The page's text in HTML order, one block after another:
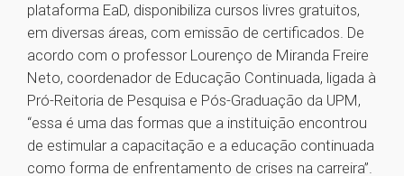
plataforma EaD, disponibiliza cursos livres gratuitos,
em diversas áreas, com emissão de certificados. De
acordo com o professor Lourenço de Miranda Freire
Neto, coordenador de Educação Continuada, ligada à
Pró-Reitoria de Pesquisa e Pós-Graduação da UPM,
“essa é uma das formas que a instituição encontrou
de estimular a capacitação e a educação continuada
como forma de enfrentamento de crises na carreira”.